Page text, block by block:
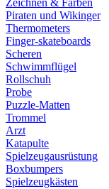
Zeichnen & Farben
Piraten und Wikinger
Thermometers
Finger-skateboards
Scheren
Schwimmflügel
Rollschuh
Probe
Puzzle-Matten
Trommel
Arzt
Katapulte
Spielzeugausrüstung
Boxbumpers
Spielzeugkästen